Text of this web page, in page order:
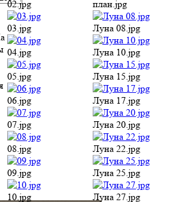
07.jpg
08.jpg
09.jpg
10.jpg
11.jpg
12.jpg
13.jpg
14.jpg
15.jpg
Луна 20.jpg
Луна 22.jpg
Луна 25.jpg
Луна 27.jpg
Луна 28.jpg
Луна 31.jpg
Луна 34.jpg
Луна 36.jpg
Луна 39.jpg